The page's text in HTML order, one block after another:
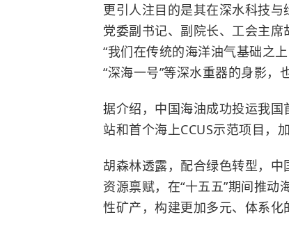
更引人注目的是其在深水科技
党委副书记、副院长、工会主席
“我们在传统的海洋油气基础之
“深海一号”等深水重器的身影，
据介绍，中国海油成功投运我
站和首个海上CCUS示范项目，
胡森林透露，配合绿色转型，中
资源禀赋，在“十五五”期间推
性矿产，构建更加多元、体系化